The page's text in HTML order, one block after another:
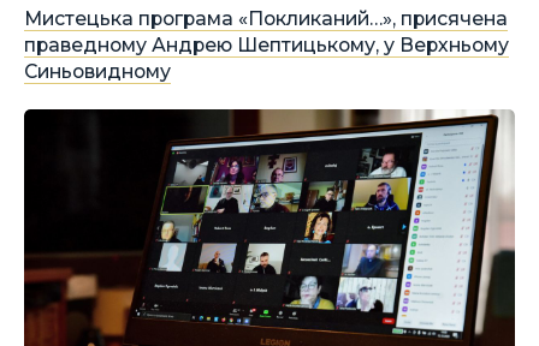
Мистецька програма «Покликаний…», присячена
праведному Андрею Шептицькому, у Верхньому
Синьовидному